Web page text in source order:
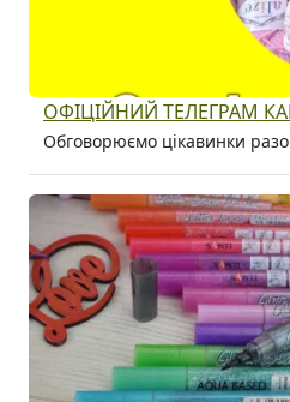
ОФІЦІЙНИЙ ТЕЛЕГРАМ
Обговорюємо цікавинки